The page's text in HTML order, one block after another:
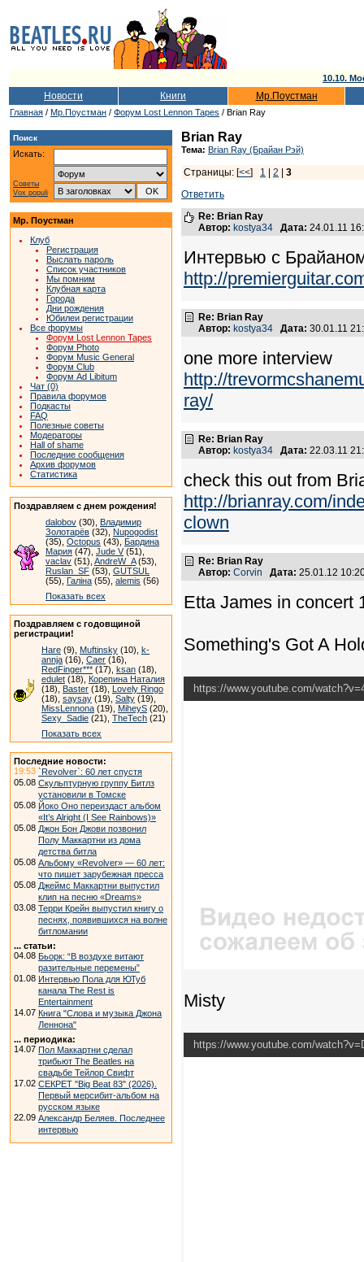
10.10.
Новости Книги Мр.Поустман
Главная / Мр.Поустман / Форум Lost Lennon Tapes / Brian Ray
Поиск
Искать:
Советы
Vox populi
Мр. Поустман
Клуб
Регистрация
Выслать пароль
Список участников
Мы помним
Клубная карта
Города
Дни рождения
Юбилеи регистрации
Все форумы
Форум Lost Lennon Tapes
Форум Photo
Форум Music General
Форум Club
Форум Ad Libitum
Чат (0)
Правила форумов
Подкасты
FAQ
Полезные советы
Модераторы
Hall of shame
Последние сообщения
Архив форумов
Статистика
Поздравляем с днем рождения!
dalobov (30), Владимир
Золотарёв (32), Nupogodist
(35), Octopus (43), Бардина
Мария (47), Jude V(51),
vaclav (51), AndreW_A(53),
Ruslan_SF (53), GUTSUL
(55), Галіна (55), alemis (56)
Показать всех
Поздравляем с годовщиной
регистрации!
Hare (9), Muftinsky (10), k-
annja (16), Caer (16),
RedFinger*** (17), ksan (18),
edulet (18), Корепина Наталия
(18), Baster (18), Lovely Ringo
(18), saysay (19), Salty (19),
MissLennona (19), MiheyS (20),
Sexy_Sadie (21), TheTech (21)
Показать всех
Последние новости:
19:53 `Revolver`: 60 лет спустя
05.08 Скульптурную группу Битлз
установили в Томске
05.08 Йоко Оно переиздаст альбом
«It’s Alright (I See Rainbows)»
05.08 Джон Бон Джови позвонил
Полу Маккартни из дома
детства битла
05.08 Альбому «Revolver» — 60 лет:
что пишет зарубежная пресса
05.08 Джеймс Маккартни выпустил
клип на песню «Dreams»
03.08 Терри Крейн выпустил книгу о
песнях, появившихся на волне
битломании
... статьи:
04.08 Бьорк: “В воздухе витают
разительные перемены”
01.08 Интервью Пола для ЮТуб
канала The Rest is
Entertainment
14.07 Книга "Слова и музыка Джона
Леннона"
... периодика:
14.07 Пол Маккартни сделал
трибьют The Beatles на
свадьбе Тейлор Свифт
17.02 СЕКРЕТ "Big Beat 83" (2026).
Первый мерсибит-альбом на
русском языке
22.09 Александр Беляев. Последнее
интервью
Brian Ray
Тема: Brian Ray (Брайан Рэй)
Страницы: [<<] 1 2
3
Ответить
Re: Brian Ray
Автор: kostya34 Дата: 24.01.11
Интервью с
http://
Re: Brian Ray
Автор: kostya34 Дата: 30.01.11
one more interview
http://
ray/
Re: Brian Ray
Автор: kostya34 Дата: 22.03.11
check this out from
http://brianray.com/
clown
Re: Brian Ray
Автор: Corvin Дата: 25.01.12
Etta James in concert
Something's Got A
https://www.youtube.com/
Misty
https://www.youtube.com/